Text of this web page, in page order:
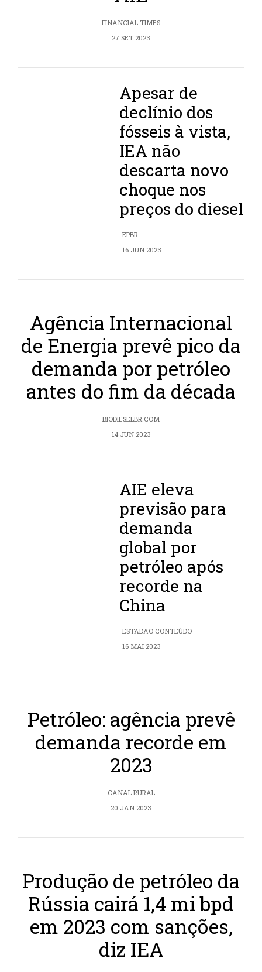
FINANCIAL TIMES
27 SET 2023
Apesar de
declínio dos
fósseis à vista,
IEA não
descarta novo
choque nos
preços do diesel
EPBR
16 JUN 2023
Agência Internacional
de Energia prevê pico da
demanda por petróleo
antes do fim da década
BIODIESELBR.COM
14 JUN 2023
AIE eleva
previsão para
demanda
global por
petróleo após
recorde na
China
ESTADÃO CONTEÚDO
16 MAI 2023
Petróleo: agência prevê
demanda recorde em
2023
CANAL RURAL
20 JAN 2023
Produção de petróleo da
Rússia cairá 1,4 mi bpd
em 2023 com sanções,
diz IEA